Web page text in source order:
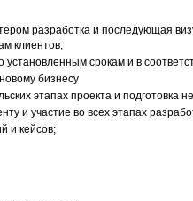
разработка и последующая
клиентов;
установленным срокам и в
бизнесу
этапах проекта и подготовка
и участие во всех этапах
и кейсов;